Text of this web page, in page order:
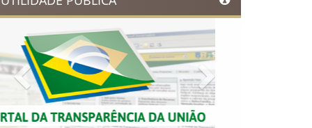
Ibimirim inicia contagem regressiva para
o Dia Municipal do Evangélico 2026
Publicado em: 9 de março de 2026
VER TODAS NOTÍCIAS
UTILIDADE PÚBLICA